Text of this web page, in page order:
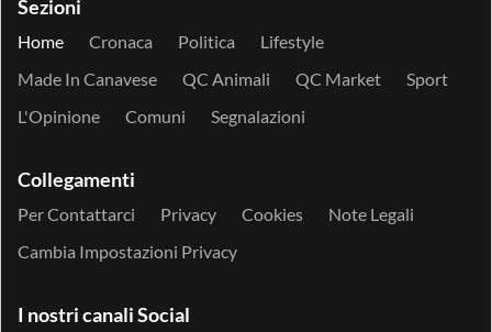
Sezioni
Home Cronaca Politica
Lifestyle
Made In Canavese
QC Animali QC Market
Sport
L'Opinione
Comuni Segnalazioni
Collegamenti
Per Contattarci Privacy Cookies
Note Legali
Cambia Impostazioni Privacy
I nostri canali Social